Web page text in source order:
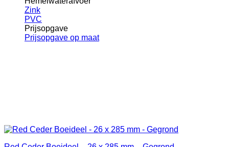
Zink
PVC
Prijsopgave
Prijsopgave op maat